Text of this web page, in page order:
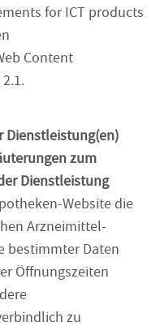
for ICT products
Content
Dienstleistung(en)
zum
Dienstleistung
Website die
Arzneimittel-
bestimmter Daten
Öffnungszeiten
zu